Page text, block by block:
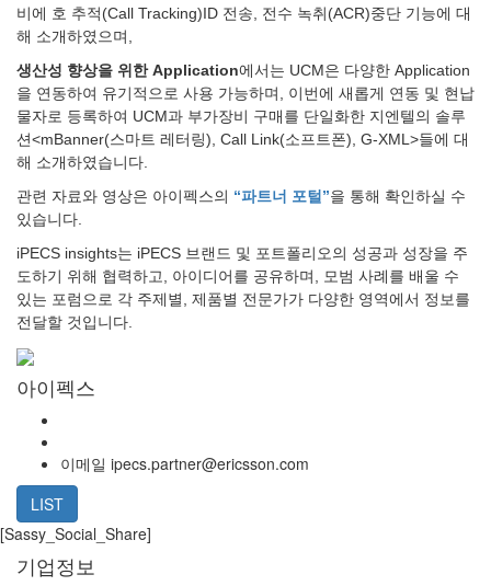
비에 호 추적(Call Tracking)ID 전송, 전수 녹취(ACR)중단 기능에 대
해 소개하였으며,
생산성 향상을 위한 Application에서는 UCM은 다양한 Application
을 연동하여 유기적으로 사용 가능하며, 이번에 새롭게 연동 및 현납
물자로 등록하여 UCM과 부가장비 구매를 단일화한 지엔텔의 솔루
션<mBanner(스마트 레터링), Call Link(소프트폰), G-XML>들에 대
해 소개하였습니다.
관련 자료와 영상은 아이펙스의 “파트너 포털”을 통해 확인하실 수
있습니다.
iPECS insights는 iPECS 브랜드 및 포트폴리오의 성공과 성장을 주
도하기 위해 협력하고, 아이디어를 공유하며, 모범 사례를 배울 수
있는 포럼으로 각 주제별, 제품별 전문가가 다양한 영역에서 정보를
전달할 것입니다.
아이펙스
이메일 ipecs.partner@ericsson.com
LIST
[Sassy_Social_Share]
기업정보